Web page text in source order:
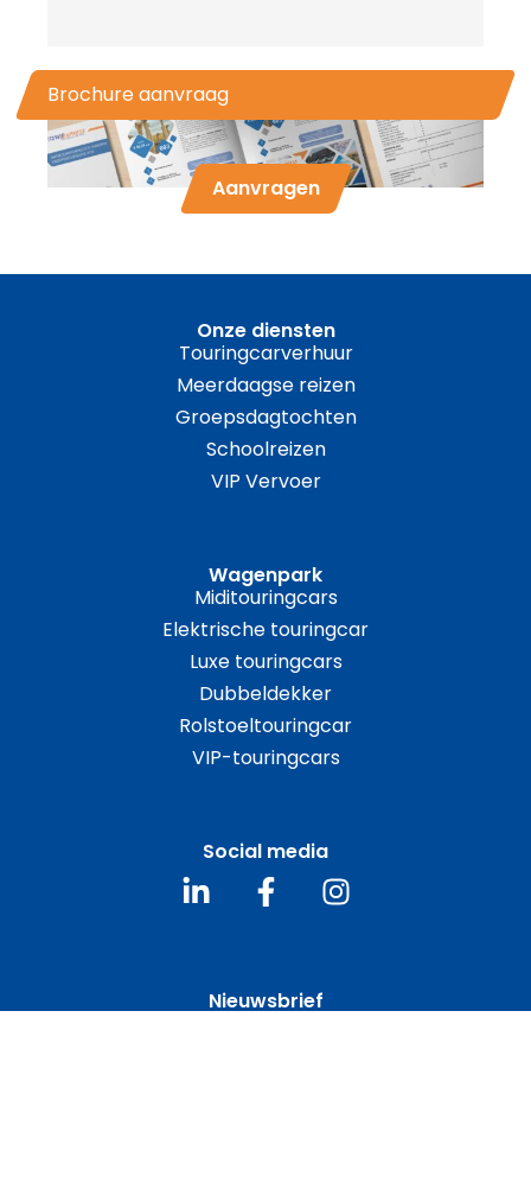
Brochure aanvraag
Aanvragen
Onze diensten
Touringcarverhuur
Meerdaagse reizen
Groepsdagtochten
Schoolreizen
VIP Vervoer
Wagenpark
Miditouringcars
Elektrische touringcar
Luxe touringcars
Dubbeldekker
Rolstoeltouringcar
VIP-touringcars
Social media
Nieuwsbrief